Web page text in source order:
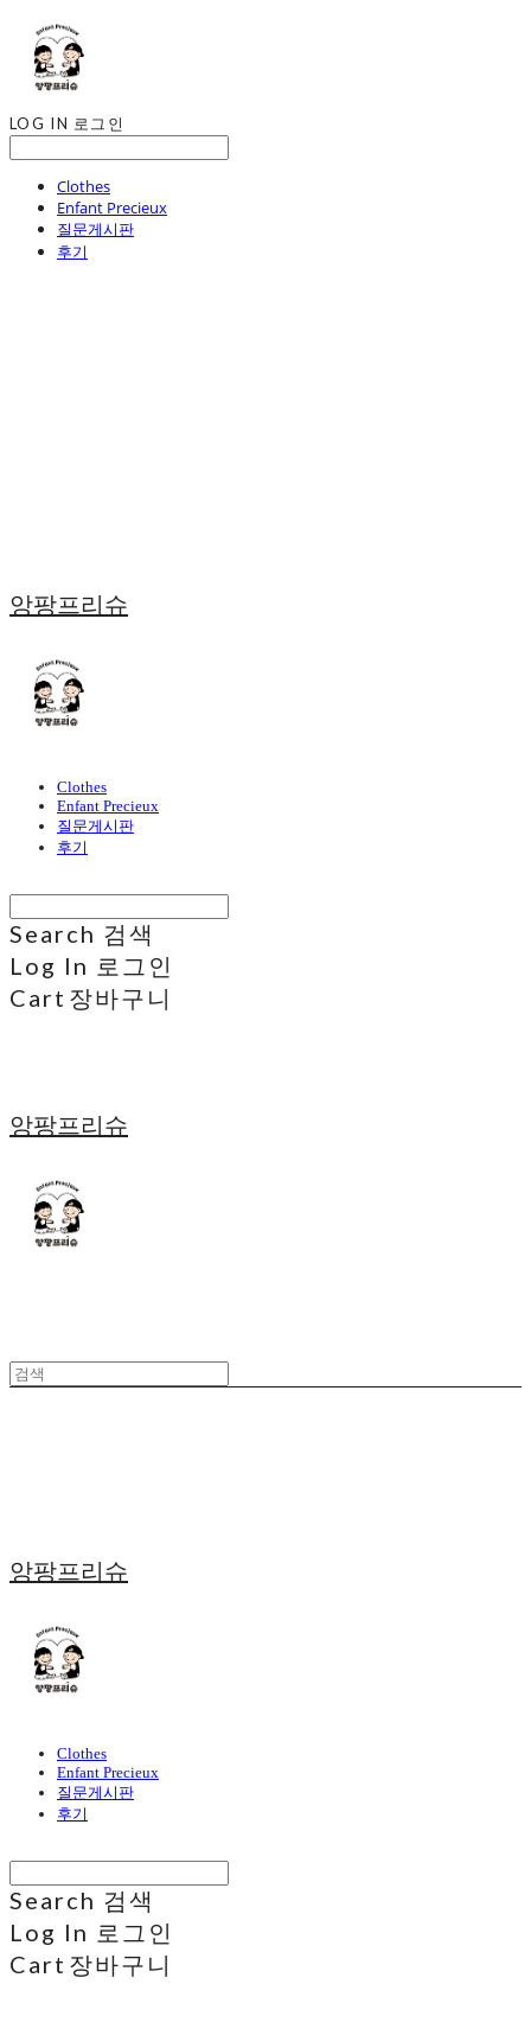
LOG IN 로그인
Clothes
Enfant Precieux
질문게시판
후기
앙팡프리슈
Clothes
Enfant Precieux
질문게시판
후기
Search 검색
Log In 로그인
Cart 장바구니
앙팡프리슈
앙팡프리슈
Clothes
Enfant Precieux
질문게시판
후기
Search 검색
Log In 로그인
Cart 장바구니